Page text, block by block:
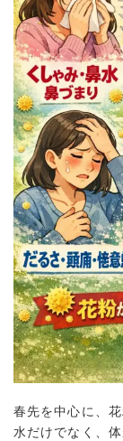
春先を中心に、
水だけでなく、